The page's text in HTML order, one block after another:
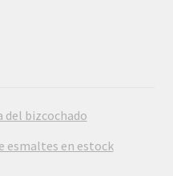
del bizcochado
esmaltes en estock